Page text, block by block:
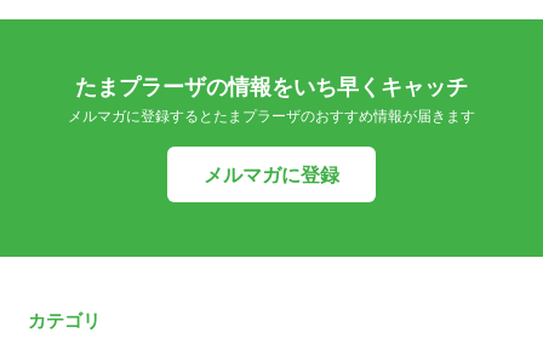
たまプラーザの情報をいち早くキャッチ
メルマガに登録するとたまプラーザのおすすめ情報が届きます
メルマガに登録
カテゴリ